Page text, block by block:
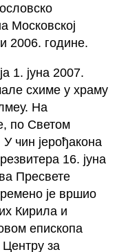
Московској
2006. године.
1. јуна 2007.
схиме у храму
На
по Светом
чин јерођакона
16. јуна
Пресвете
је вршио
Кирила и
епископа
Центру за